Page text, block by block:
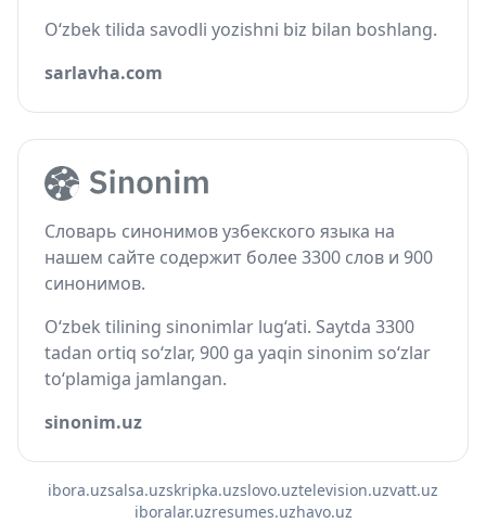
O‘zbek tilida savodli yozishni biz bilan boshlang.
sarlavha.com
Словарь синонимов узбекского языка на
нашем сайте содержит более 3300 слов и 900
синонимов.
O‘zbek tilining sinonimlar lug‘ati. Saytda 3300
tadan ortiq so‘zlar, 900 ga yaqin sinonim so‘zlar
to‘plamiga jamlangan.
sinonim.uz
ibora.uzsalsa.uzskripka.uzslovo.uztelevision.uzvatt.uz
iboralar.uzresumes.uzhavo.uz